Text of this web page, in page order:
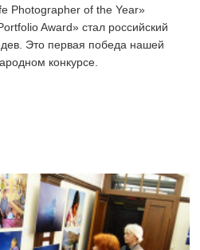
Photographer of the Year»
Award» стал российский
Это первая победа нашей
конкурсе.